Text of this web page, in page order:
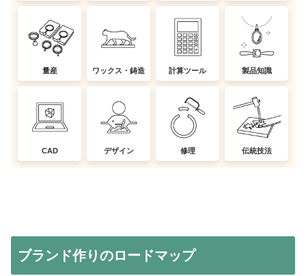
量産 ワックス・鋳造 計算ツール 製品知識
CAD デザイン 修理 伝統技法
ブランド作りのロードマップ